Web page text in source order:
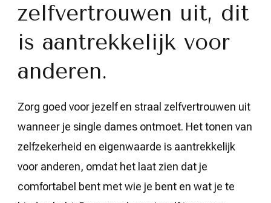
zelfvertrouwen uit, dit
is aantrekkelijk voor
anderen.
Zorg goed voor jezelf en straal zelfvertrouwen uit
wanneer je single dames ontmoet. Het tonen van
zelfzekerheid en eigenwaarde is aantrekkelijk
voor anderen, omdat het laat zien dat je
comfortabel bent met wie je bent en wat je te